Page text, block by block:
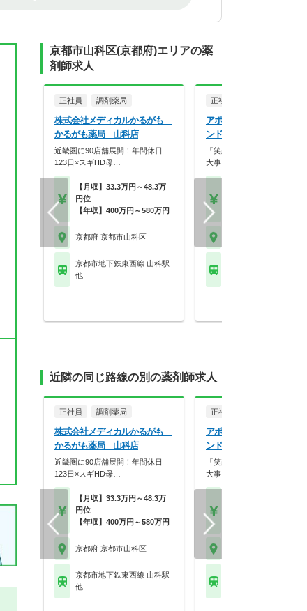
京都市山科区(京都府)エリアの薬
剤師求人
正社員 調剤薬局
株式会社メディカルかるがも
かるがも薬局 山科店
近畿圏に90店舗展開！年間休日
123日×スギHD母…
【月収】33.3万円～48.3万
円位
【年収】400万円～580万円
京都府 京都市山科区
京都市地下鉄東西線 山科駅
他
正社員
アポクリート株式会社
ンド薬局 山科東野店
「笑顔」と「おもてなしの
大事にし、常に挑戦を…
近隣の同じ路線の別の薬剤師求人
正社員 調剤薬局
株式会社メディカルかるがも
かるがも薬局 山科店
近畿圏に90店舗展開！年間休日
123日×スギHD母…
【月収】33.3万円～48.3万
円位
【年収】400万円～580万円
京都府 京都市山科区
京都市地下鉄東西線 山科駅
他
正社員
アポクリート株式会社
ンド薬局 山科東野店
「笑顔」と「おもてなしの
大事にし、常に挑戦を…